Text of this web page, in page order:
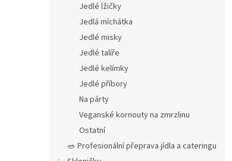
Jedlé lžičky
Jedlá míchátka
Jedlé misky
Jedlé talíře
Jedlé kelímky
Jedlé příbory
Na párty
Veganské kornouty na zmrzlinu
Ostatní
🥗 Profesionální přeprava jídla a cateringu